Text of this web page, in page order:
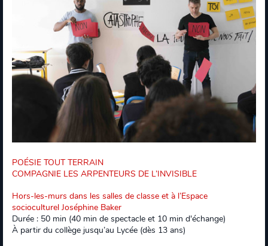
POÉSIE TOUT TERRAIN
COMPAGNIE LES ARPENTEURS DE L’INVISIBLE
Hors-les-murs dans les salles de classe et à l’Espace
socioculturel Joséphine Baker
Durée : 50 min (40 min de spectacle et 10 min d'échange)
À partir du collège jusqu’au Lycée (dès 13 ans)